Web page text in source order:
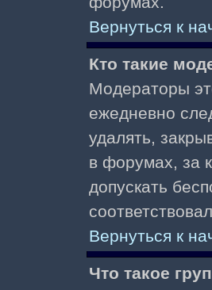
Вернуться к
Кто такие
Модераторы
ежедневно
удалять,
в форумах, за
допускать
Вернуться к
Что такое